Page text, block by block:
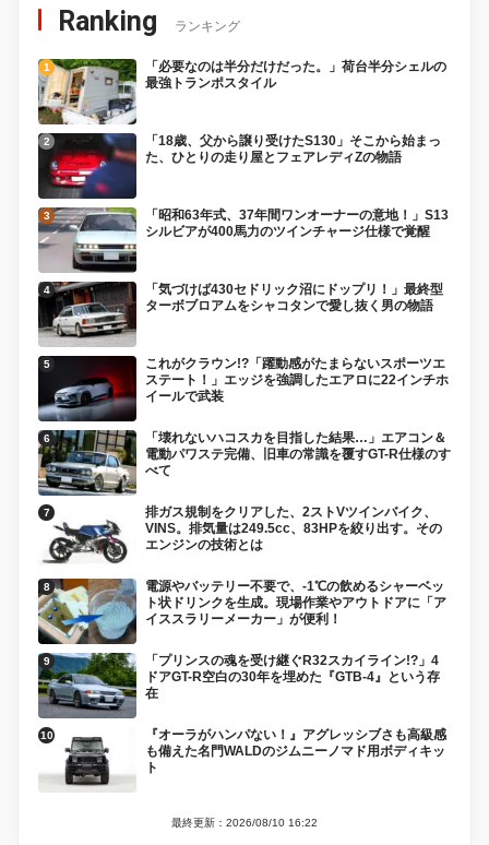
Ranking ランキング
「必要なのは半分だけだった。」荷台半分シェルの
最強トランポスタイル
「18歳、父から譲り受けたS130」そこから始まっ
た、ひとりの走り屋とフェアレディZの物語
「昭和63年式、37年間ワンオーナーの意地！」S13
シルビアが400馬力のツインチャージ仕様で覚醒
「気づけば430セドリック沼にドップリ！」最終型
ターボブロアムをシャコタンで愛し抜く男の物語
これがクラウン!?「躍動感がたまらないスポーツエ
ステート！」エッジを強調したエアロに22インチホ
イールで武装
「壊れないハコスカを目指した結果…」エアコン＆
電動パワステ完備、旧車の常識を覆すGT-R仕様のす
べて
排ガス規制をクリアした、2ストVツインバイク、
VINS。排気量は249.5cc、83HPを絞り出す。その
エンジンの技術とは
電源やバッテリー不要で、-1℃の飲めるシャーベッ
ト状ドリンクを生成。現場作業やアウトドアに「ア
イススラリーメーカー」が便利！
「プリンスの魂を受け継ぐR32スカイライン!?」4
ドアGT-R空白の30年を埋めた『GTB-4』という存
在
『オーラがハンパない！』アグレッシブさも高級感
も備えた名門WALDのジムニーノマド用ボディキッ
ト
最終更新：2026/08/10 16:22